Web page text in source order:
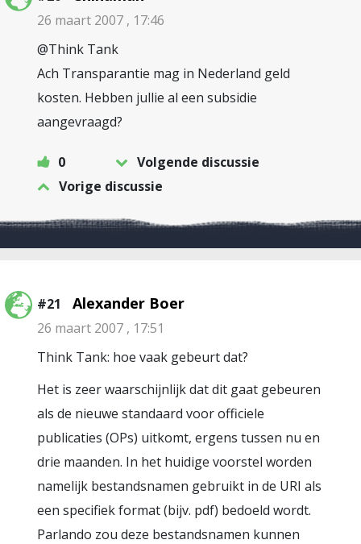
26 maart 2007 , 17:46
@Think Tank
Ach Transparantie mag in Nederland geld
kosten. Hebben jullie al een subsidie
aangevraagd?
0
Volgende discussie
Vorige discussie
#21 Alexander Boer
26 maart 2007 , 17:51
Think Tank: hoe vaak gebeurt dat?
Het is zeer waarschijnlijk dat dit gaat gebeuren
als de nieuwe standaard voor officiele
publicaties (OPs) uitkomt, ergens tussen nu en
drie maanden. In het huidige voorstel worden
namelijk bestandsnamen gebruikt in de URI als
een specifiek format (bijv. pdf) bedoeld wordt.
Parlando zou deze bestandsnamen kunnen